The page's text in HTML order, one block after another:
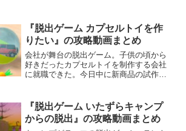
『脱出ゲーム カプセルトイを作
りたい』の攻略動画まとめ
会社が舞台の脱出ゲーム。子供の頃から
好きだったカプセルトイを制作する会社
に就職できた。今日中に新商品の試作品
掛けられた謎を解き、カプセルトイの試
作品を完成させることを目指そう。
『脱出ゲーム いたずらキャンプ
からの脱出』の攻略動画まとめ